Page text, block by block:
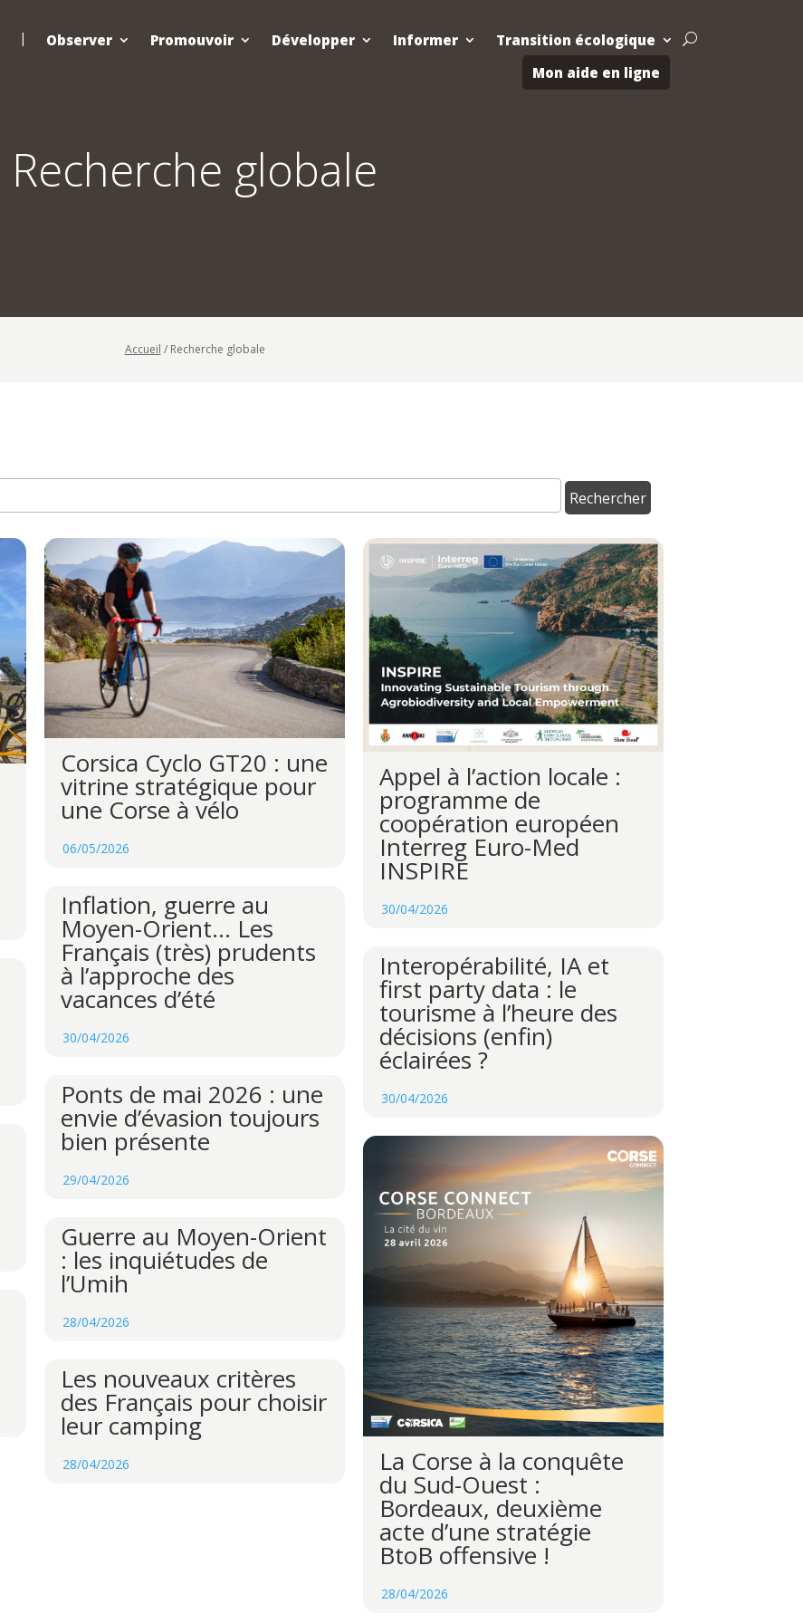
Observer Promouvoir Développer Informer
Transition écologique
Mon aide en ligne
U
Recherche globale
Accueil / Recherche globale
Corsica Cyclo GT20 : une
vitrine stratégique pour
une Corse à vélo
06/05/2026
Appel à l’action locale :
programme de
coopération européen
Interreg Euro-Med
INSPIRE
30/04/2026
Inflation, guerre au
Moyen-Orient… Les
Français (très) prudents
à l’approche des
vacances d’été
30/04/2026
Interopérabilité, IA et
first party data : le
tourisme à l’heure des
décisions (enfin)
éclairées ?
30/04/2026
Ponts de mai 2026 : une
envie d’évasion toujours
bien présente
29/04/2026
La Corse à la conquête
du Sud-Ouest :
Bordeaux, deuxième
acte d’une stratégie
BtoB offensive !
28/04/2026
Guerre au Moyen-Orient
: les inquiétudes de
l’Umih
28/04/2026
Les nouveaux critères
des Français pour choisir
leur camping
28/04/2026